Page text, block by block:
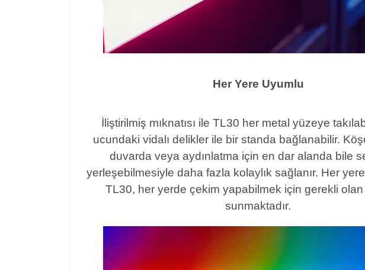
Her Yere Uyumlu
İliştirilmiş mıknatısı ile TL30 her metal yüzeye
ucundaki vidalı delikler ile bir standa bağlanabilir.
duvarda veya aydınlatma için en dar alanda bile
yerleşebilmesiyle daha fazla kolaylık sağlanır. Her
TL30, her yerde çekim yapabilmek için gerekli
sunmaktadır.